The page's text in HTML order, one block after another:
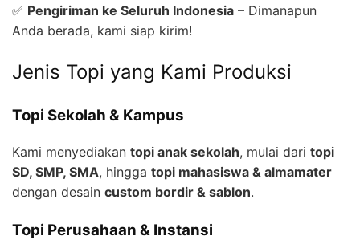
✅ Pengiriman ke Seluruh Indonesia – Dimanapun
Anda berada, kami siap kirim!
Jenis Topi yang Kami Produksi
Topi Sekolah & Kampus
Kami menyediakan topi anak sekolah, mulai dari topi
SD, SMP, SMA, hingga topi mahasiswa & almamater
dengan desain custom bordir & sablon.
Topi Perusahaan & Instansi